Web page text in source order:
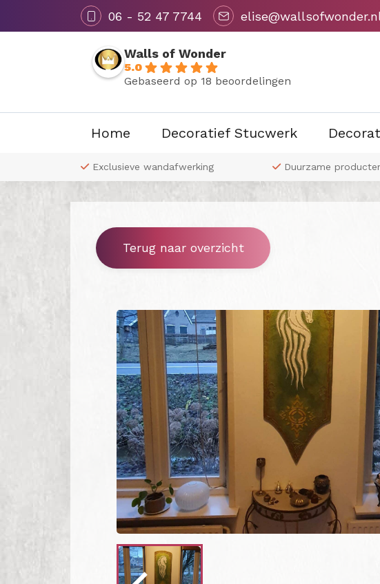
06 - 52 47 7744
Walls of Wonder
5.0
Gebaseerd op 18 beoordelingen
Home Decoratief Stucwerk
Exclusieve wandafwerking Duurzame
Terug naar overzicht